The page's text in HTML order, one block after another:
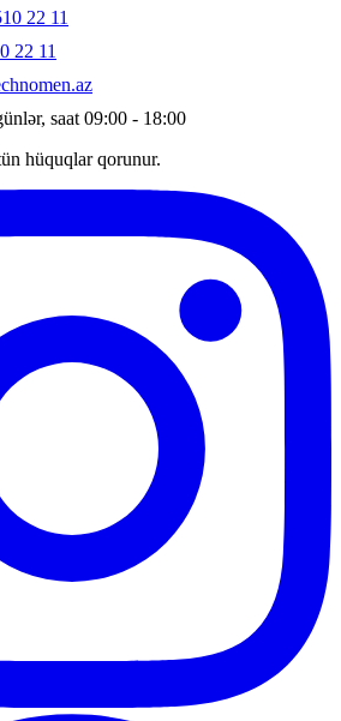
22 11
22 11
saat 09:00 - 18:00
hüquqlar qorunur.